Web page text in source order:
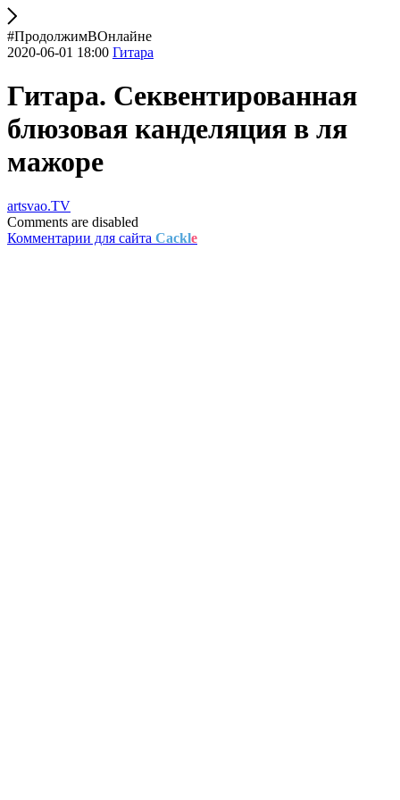
#ПродолжимВОнлайне
2020-06-01 18:00 Гитара
Гитара. Секвентированная
блюзовая канделяция в ля
мажоре
artsvao.TV
Comments are disabled
Комментарии для сайта Cackle